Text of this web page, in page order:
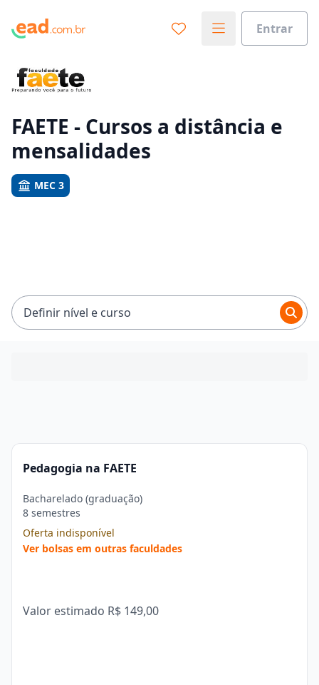
Entrar
Vamos te guiar no caminho ideal para seus estudos
FAETE - Cursos a distância e
mensalidades
MEC 3
Definir nível e curso
Pedagogia na FAETE
Bacharelado (graduação)
8 semestres
Oferta indisponível
Ver bolsas em outras faculdades
Valor estimado R$ 149,00